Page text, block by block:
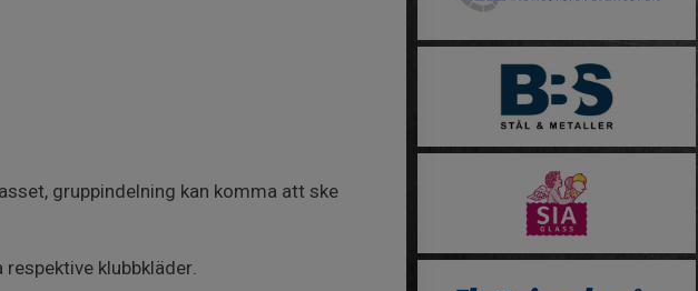
gruppindelning kan komma att ske
klubbkläder.